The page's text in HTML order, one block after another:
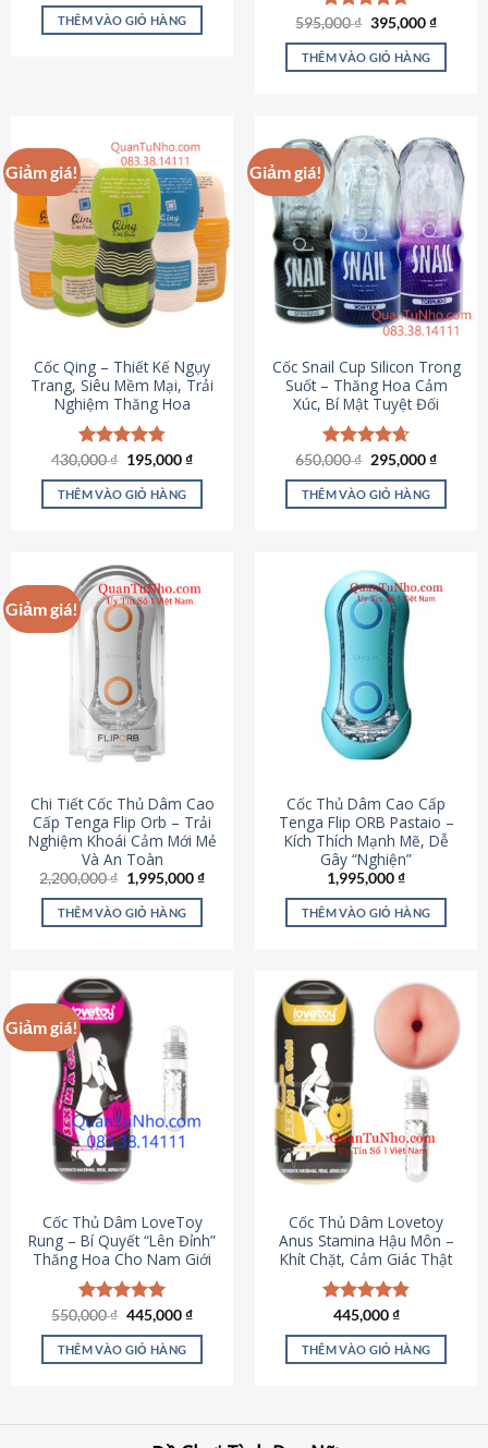
sản
phẩm
là:
895,000 ₫.
tại
THÊM VÀO GIỎ HÀNG
Được xếp
hạng4.64
5 sao
595,000₫ Giá
là:
595,000 ₫.
395,000₫Giá
tại
THÊM VÀO GIỎ HÀNG
Giảm giá!
Cốc Qing – Thiết Kế Ngụy
Trang, Siêu Mềm Mại, Trải
Nghiệm Thăng Hoa
Được xếp
hạng4.78
5 sao
430,000₫ Giá
là:
430,000 ₫.
195,000₫Giá
tại
THÊM VÀO GIỎ HÀNG
Giảm giá!
Cốc Snail Cup Silicon Trong
Suốt – Thăng Hoa Cảm
Xúc, Bí Mật Tuyệt Đối
Được xếp
hạng4.69
5 sao
650,000₫ Giá
là:
650,000 ₫.
295,000₫Giá
tại
THÊM VÀO GIỎ HÀNG
Giảm giá!
Chi Tiết Cốc Thủ Dâm Cao
Cấp Tenga Flip Orb – Trải
Nghiệm Khoái Cảm Mới Mẻ
Và An Toàn
2,200,000₫ Giá
gốc
là:
2,200,000 ₫.
1,995,000₫Giá
THÊM VÀO GIỎ HÀNG
Cốc Thủ Dâm Cao Cấp
Tenga Flip ORB Pastaio –
Kích Thích Mạnh Mẽ, Dễ
Gây “Nghiện”
1,995,000₫
THÊM VÀO GIỎ HÀNG
Giảm giá!
Cốc Thủ Dâm LoveToy
Rung – Bí Quyết “Lên Đỉnh”
Thăng Hoa Cho Nam Giới
Được xếp
hạng5.00
5 sao
550,000₫ Giá
là:
550,000 ₫.
445,000₫Giá
tại
THÊM VÀO GIỎ HÀNG
Cốc Thủ Dâm Lovetoy
Anus Stamina Hậu Môn –
Khít Chặt, Cảm Giác Thật
Được xếp
hạng4.84
5 sao
445,000₫
THÊM VÀO GIỎ HÀNG